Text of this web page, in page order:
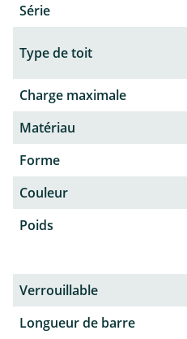
Série
Type de toit
Charge maximale
Matériau
Forme
Couleur
Poids
Verrouillable
Longueur de barre